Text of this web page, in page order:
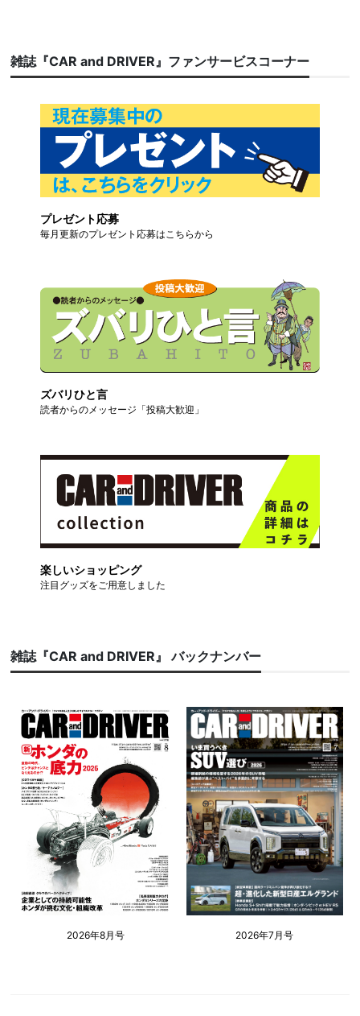
雑誌『CAR and DRIVER』ファンサービスコーナー
プレゼント応募
毎月更新のプレゼント応募はこちらから
ズバリひと言
読者からのメッセージ「投稿大歓迎」
楽しいショッピング
注目グッズをご用意しました
雑誌『CAR and DRIVER』 バックナンバー
2026年8月号 2026年7月号